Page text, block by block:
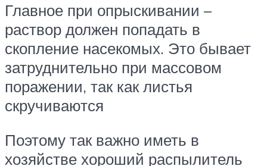
Главное при опрыскивании –
раствор должен попадать в
скопление насекомых. Это бывает
затруднительно при массовом
поражении, так как листья
скручиваются
Поэтому так важно иметь в
хозяйстве хороший распылитель